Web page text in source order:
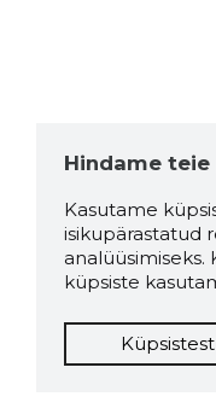
Hindame
Kasutame
isikupärastatud
küpsiste
Küpsistest